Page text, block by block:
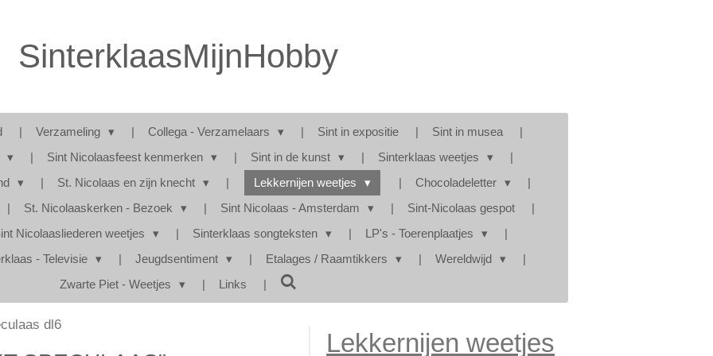
SinterklaasMijnHobby
Verzameling Collega - Verzamelaars Sint in expositie
Sint in musea
Sint Nicolaasfeest kenmerken Sint in de kunst
Sinterklaas weetjes
St. Nicolaas en zijn knecht Lekkernijen weetjes
Chocoladeletter
St. Nicolaaskerken - Bezoek Sint Nicolaas - Amsterdam
Sint-Nicolaas gespot
Nicolaasliederen weetjes Sinterklaas songteksten
LP's - Toerenplaatjes
- Televisie Jeugdsentiment Etalages / Raamtikkers
Wereldwijd
Zwarte Piet - Weetjes
Links
dl6
Lekkernijen weetjes